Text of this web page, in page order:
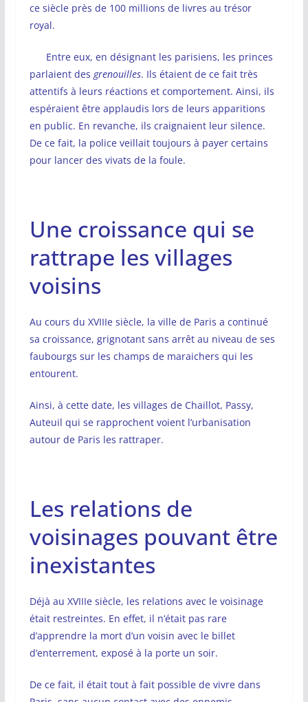
ce siècle près de 100 millions de livres au trésor
royal.
Entre eux, en désignant les parisiens, les princes
parlaient des grenouilles. Ils étaient de ce fait très
attentifs à leurs réactions et comportement. Ainsi, ils
espéraient être applaudis lors de leurs apparitions
en public. En revanche, ils craignaient leur silence.
De ce fait, la police veillait toujours à payer certains
pour lancer des vivats de la foule.
Une croissance qui se
rattrape les villages
voisins
Au cours du XVIIIe siècle, la ville de Paris a continué
sa croissance, grignotant sans arrêt au niveau de ses
faubourgs sur les champs de maraichers qui les
entourent.
Ainsi, à cette date, les villages de Chaillot, Passy,
Auteuil qui se rapprochent voient l’urbanisation
autour de Paris les rattraper.
Les relations de
voisinages pouvant être
inexistantes
Déjà au XVIIIe siècle, les relations avec le voisinage
était restreintes. En effet, il n’était pas rare
d’apprendre la mort d’un voisin avec le billet
d’enterrement, exposé à la porte un soir.
De ce fait, il était tout à fait possible de vivre dans